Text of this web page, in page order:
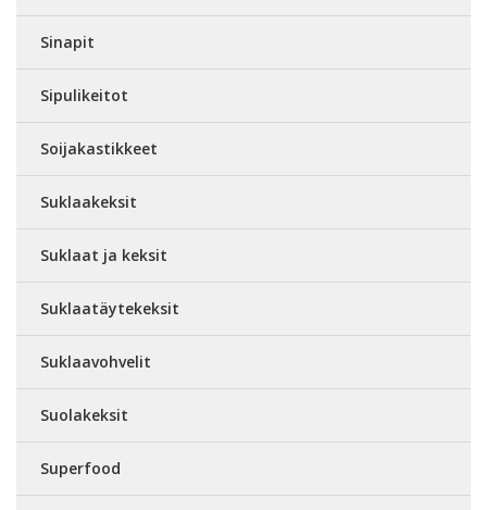
Sinapit
Sipulikeitot
Soijakastikkeet
Suklaakeksit
Suklaat ja keksit
Suklaatäytekeksit
Suklaavohvelit
Suolakeksit
Superfood